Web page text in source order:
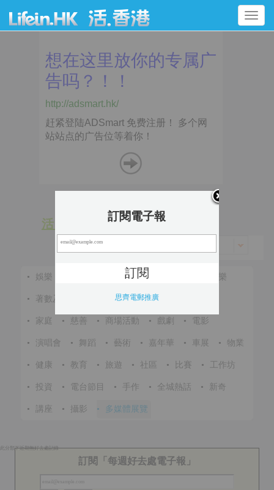
Toggle
navigation
活 動
• 娛樂 • 節慶 音樂
• 著數及優惠 • 體育 •
• 家庭 • 慈善 • 商場活動 • 戲劇 • 電影
• 演唱會 • 舞蹈 • 藝術 • 嘉年華 • 車展 • 物業
• 健康 • 教育 • 旅遊 • 社區 • 比賽 • 工作坊
• 投資 • 電台節目 • 手作 • 全城熱話 • 新奇
• 講座 • 攝影 • 多媒體展覽
此分類下近期無好去處記錄
訂閱「每週好去處電子報」
訂閱電子報
思齊電郵推廣